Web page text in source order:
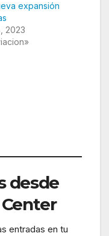
expansión
2023
desde
entradas en tu